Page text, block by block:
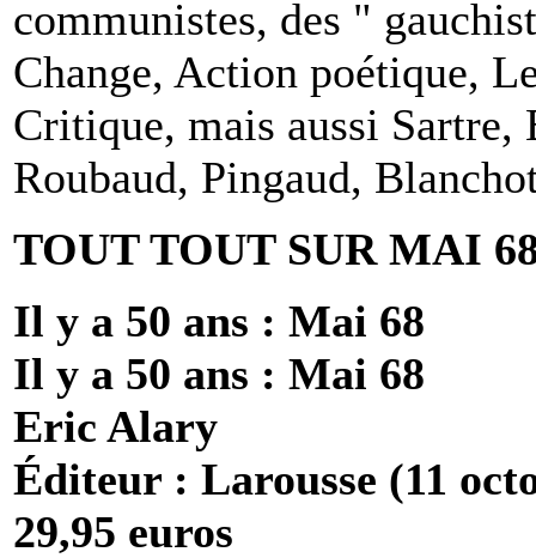
communistes, des "
Change, Action poétique,
Critique, mais aussi Sartre,
Roubaud, Pingaud,
TOUT TOUT SUR MAI
Il y a 50 ans : Mai 68
Il y a 50 ans : Mai 68
Eric Alary
Éditeur : Larousse (11
29,95 euros